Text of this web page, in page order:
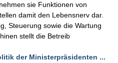
sie Funktionen von
damit den Lebensnerv dar.
Steuerung sowie die Wartung
stellt die Betreib
der Ministerpräsidenten ...